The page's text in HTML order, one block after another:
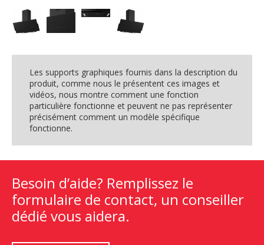
Les supports graphiques fournis dans la description du
produit, comme nous le présentent ces images et
vidéos, nous montre comment une fonction
particulière fonctionne et peuvent ne pas représenter
précisément comment un modèle spécifique
fonctionne.
Besoin d’aide? Remplissez le
formulaire de contact, un conseiller
dédié vous aidera.